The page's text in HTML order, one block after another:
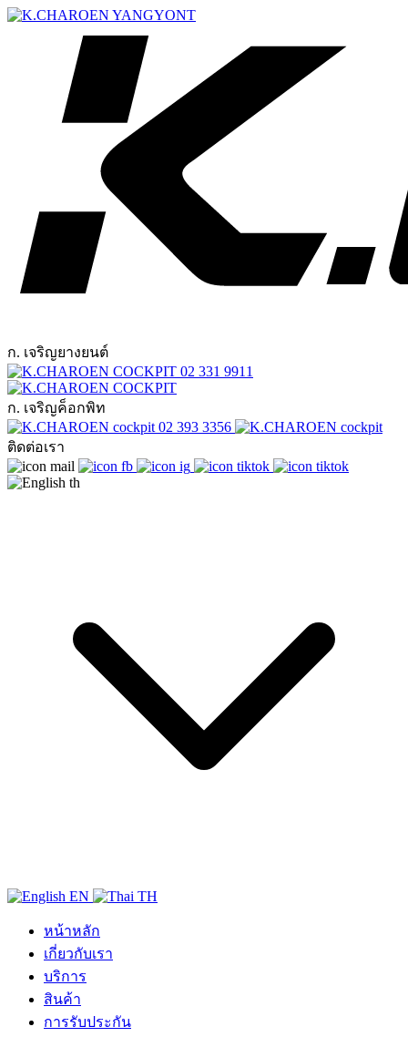
ก. เจริญยางยนต์
02 331 9911
ก. เจริญค็อกพิท
02 393 3356
ติดต่อเรา
th
EN TH
หน้าหลัก
เกี่ยวกับเรา
บริการ
สินค้า
การรับประกัน